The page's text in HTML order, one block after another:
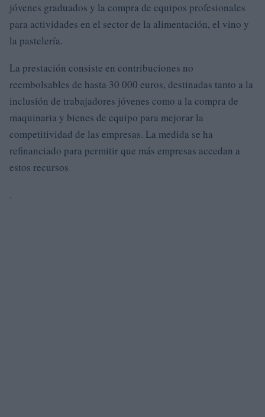
jóvenes graduados y la compra de equipos profesionales
para actividades en el sector de la alimentación, el vino y
la pastelería.
La prestación consiste en contribuciones no
reembolsables de hasta 30 000 euros, destinadas tanto a la
inclusión de trabajadores jóvenes como a la compra de
maquinaria y bienes de equipo para mejorar la
competitividad de las empresas. La medida se ha
refinanciado para permitir que más empresas accedan a
estos recursos
.